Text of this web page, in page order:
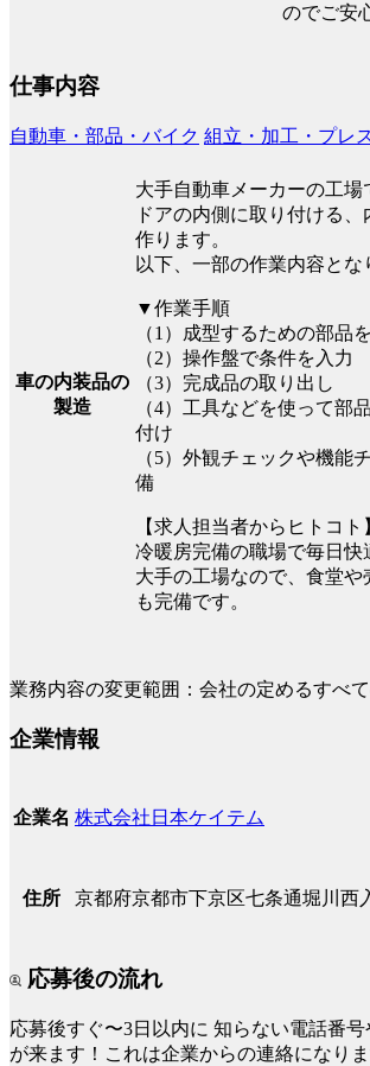
のでご安
仕事内容
自動車・部品・バイク 組立・加工・プレ
車の内装品の
製造
大手自動車メーカーの工場
ドアの内側に取り付ける
作ります。
以下、一部の作業内容とな
▼作業手順
（1）成型するための部品
（2）操作盤で条件を入力
（3）完成品の取り出し
（4）工具などを使って部
付け
（5）外観チェックや機能
備
【求人担当者からヒトコト
冷暖房完備の職場で毎日快
大手の工場なので、食堂や
も完備です。
業務内容の変更範囲：会社の定めるすべ
企業情報
企業名 株式会社日本ケイテム
住所 京都府京都市下京区七条通堀川西
応募後の流れ
応募後すぐ〜3日以内に 知らない電話番号
が来ます！これは企業からの連絡になり